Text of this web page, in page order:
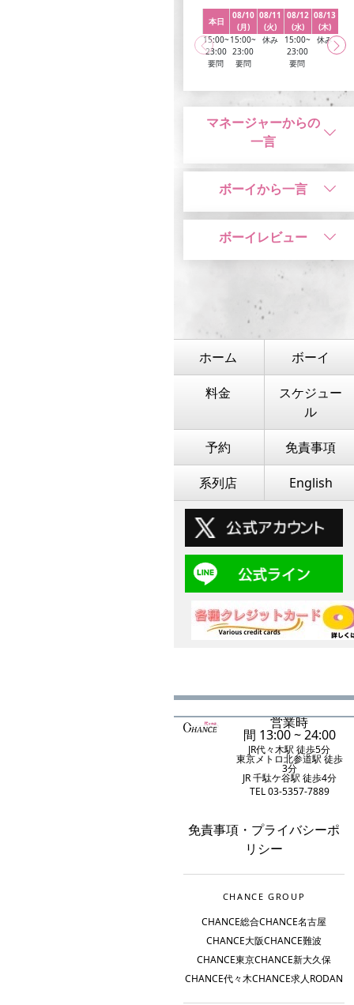
本日
15:00~
23:00
要問
08/10
(月)
15:00~
23:00
要問
08/11
(火)
休み
08/12
(水)
15:00~
23:00
要問
08/13
(木)
休み
マネージャーからの
一言
ボーイから一言
ボーイレビュー
ホーム ボーイ
料金
スケジュー
ル
予約 免責事項
系列店 English
営業時
間 13:00 ~ 24:00
JR代々木駅 徒歩5分
東京メトロ北参道駅 徒歩
3分
JR 千駄ケ谷駅 徒歩4分
TEL 03-5357-7889
免責事項 ・ プライバシーポ
リシー
CHANCE GROUP
CHANCE総合CHANCE名古屋
CHANCE大阪CHANCE難波
CHANCE東京CHANCE新大久保
CHANCE代々木CHANCE求人RODAN